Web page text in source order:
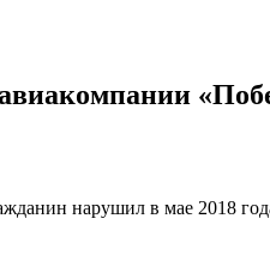
нарушил в мае 2018